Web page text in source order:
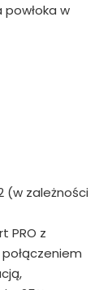
powłoka w
(w zależności
PRO z